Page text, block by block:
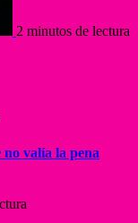
2 minutos de lectura
valía la pena